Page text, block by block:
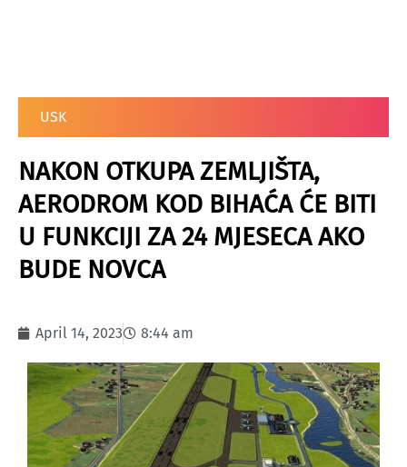
USK
NAKON OTKUPA ZEMLJIŠTA,
AERODROM KOD BIHAĆA ĆE BITI
U FUNKCIJI ZA 24 MJESECA AKO
BUDE NOVCA
April 14, 2023 8:44 am